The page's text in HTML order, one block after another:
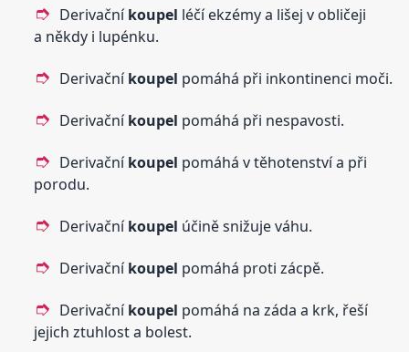
Derivačníkoupel léčí ekzémy a lišej v obličeji
a někdy i lupénku.
Derivačníkoupel pomáhá při inkontinenci moči.
Derivačníkoupel pomáhá při nespavosti.
Derivačníkoupel pomáhá v těhotenství a při
porodu.
Derivačníkoupel účině snižuje váhu.
Derivačníkoupel pomáhá proti zácpě.
Derivačníkoupel pomáhá na záda a krk, řeší
jejich ztuhlost a bolest.